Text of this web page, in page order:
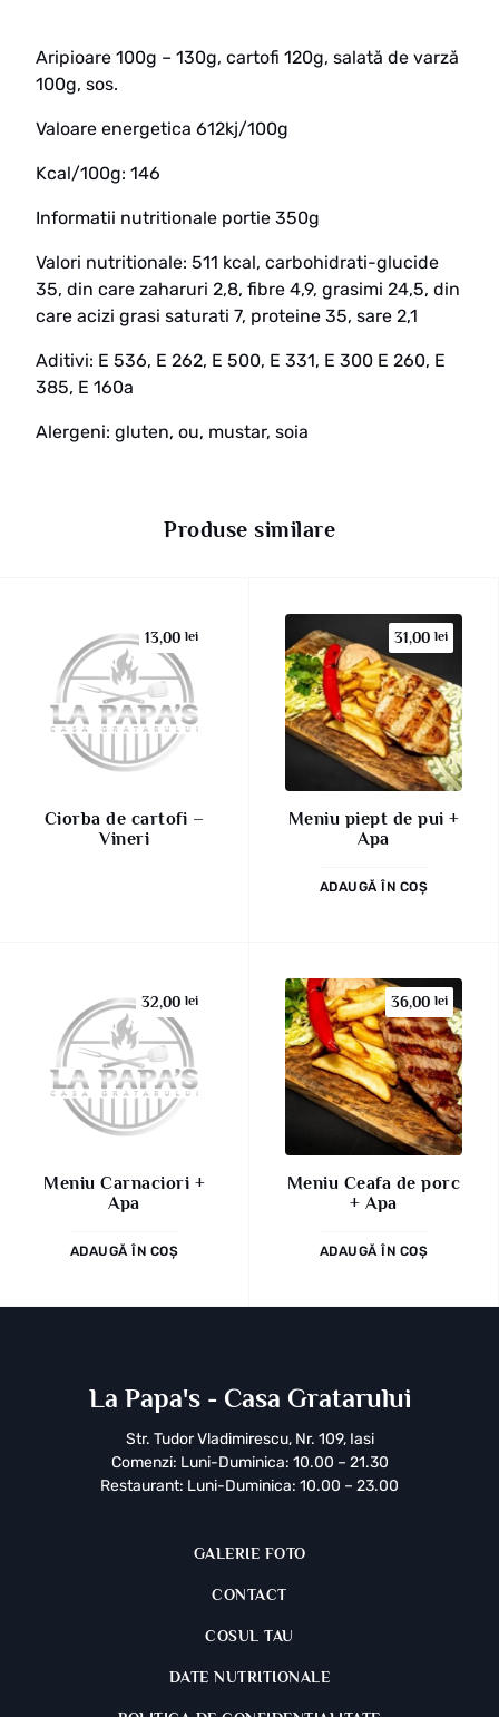
Aripioare 100g – 130g, cartofi 120g, salată de varză
100g, sos.
Valoare energetica 612kj/100g
Kcal/100g: 146
Informatii nutritionale portie 350g
Valori nutritionale: 511 kcal, carbohidrati-glucide
35, din care zaharuri 2,8, fibre 4,9, grasimi 24,5, din
care acizi grasi saturati 7, proteine 35, sare 2,1
Aditivi: E 536, E 262, E 500, E 331, E 300 E 260, E
385, E 160a
Alergeni: gluten, ou, mustar, soia
Produse similare
13,00lei
Ciorba de cartofi –
Vineri
31,00lei
Meniu piept de pui +
Apa
ADAUGĂ ÎN COȘ
32,00lei
Meniu Carnaciori +
Apa
ADAUGĂ ÎN COȘ
36,00lei
Meniu Ceafa de porc
+ Apa
ADAUGĂ ÎN COȘ
La Papa's - Casa Gratarului
Str. Tudor Vladimirescu, Nr. 109, Iasi
Comenzi: Luni-Duminica: 10.00 – 21.30
Restaurant: Luni-Duminica: 10.00 – 23.00
GALERIE FOTO
CONTACT
COSUL TAU
DATE NUTRITIONALE